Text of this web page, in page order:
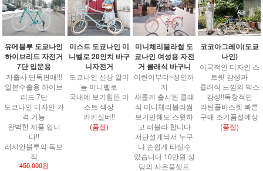
유메블루 도쿄나인
하이브리드 자전거
7단 입문용
자출사 단독판매!!!
일본수출용 하이브
리드 7단
도쿄나인 디자인 가
격 기능
완벽한 제품 입니
다!!
러시안블루의 독보
적
450,000원
미스트 도쿄나인 미
니벨로 20인치 바구
니자전거
도쿄나인 신상 알미
늄 미니벨로
국내에 보기힘든 미
스트 색상
카키실버!!
(품절)
미니체리블라썸 도
쿄나인 여성용 자전
거 클래식 바구니
어린이부터~성인까
지
새롭게 출시된 클래
식 미니체리블라썸
보기만해도 스윗하
고 러블라 합니다
저단설계되서 누구
나 손쉽게 타실수
있습니다 10만원 상
당의 사은품셋트
코코아그레이(도쿄
나인)
이국적인 디자인 스
트릿 감성과
클래식 느낌의 믹스
감성!!독창적인
라탄풀바스켓 빠른
구매 조기품절예상
(품절)